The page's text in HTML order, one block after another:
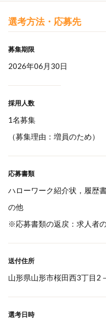
選考方法・応募先
募集期限
2026年06月30日
採用人数
1名募集
（募集理由：増員のため）
応募書類
ハローワーク紹介状，履歴
の他
※応募書類の返戻：求人者
送付住所
山形県山形市桜田西3丁目2
選考日時